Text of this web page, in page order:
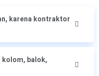
karena kontraktor
balok,